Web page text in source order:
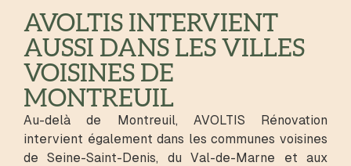
AVOLTIS INTERVIENT
AUSSI DANS LES VILLES
VOISINES DE
MONTREUIL
Au-delà de Montreuil, AVOLTIS Rénovation
intervient également dans les communes voisines
de Seine-Saint-Denis, du Val-de-Marne et aux